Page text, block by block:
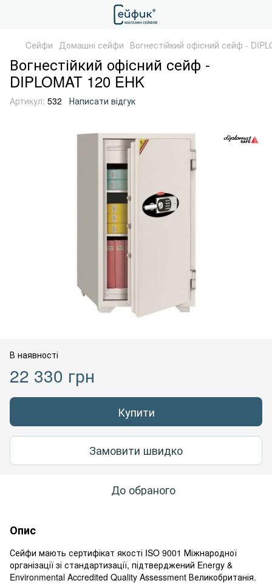
Cейфи Домашні сейфи Вогнестійкий офісний сейф -
Вогнестійкий офісний сейф -
DIPLOMAT 120 EHK
Артикул: 532 Написати відгук
В наявності
22 330 грн
Купити
Замовити швидко
До обраного
Опис
Сейфи мають сертифікат якості ISO 9001 Міжнародної
організації зі стандартизації, підтверджений Energy &
Environmental Accredited Quality Assessment Великобританія.